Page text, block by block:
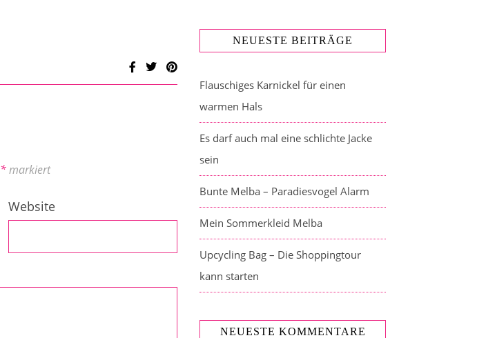
*markiert
Website
NEUESTE BEITRÄGE
Flauschiges Karnickel für einen
warmen Hals
Es darf auch mal eine schlichte Jacke
sein
Bunte Melba – Paradiesvogel Alarm
Mein Sommerkleid Melba
Upcycling Bag – Die Shoppingtour
kann starten
NEUESTE KOMMENTARE